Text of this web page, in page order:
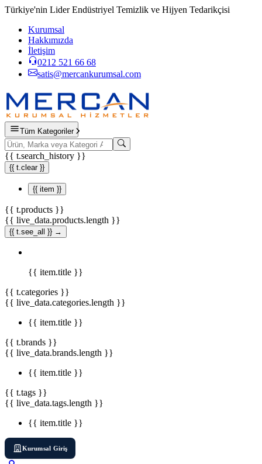
Türkiye'nin Lider Endüstriyel Temizlik ve Hijyen Tedarikçisi
Kurumsal
Hakkımızda
İletişim
0212 521 66 68
satis@mercankurumsal.com
Tüm Kategoriler
{{ t.search_history }}
{{ t.clear }}
{{ item }}
{{ t.products }}
{{ live_data.products.length }}
{{ t.see_all }} →
{{ item.title }}
{{ t.categories }}
{{ live_data.categories.length }}
{{ item.title }}
{{ t.brands }}
{{ live_data.brands.length }}
{{ item.title }}
{{ t.tags }}
{{ live_data.tags.length }}
{{ item.title }}
Kurumsal Giriş